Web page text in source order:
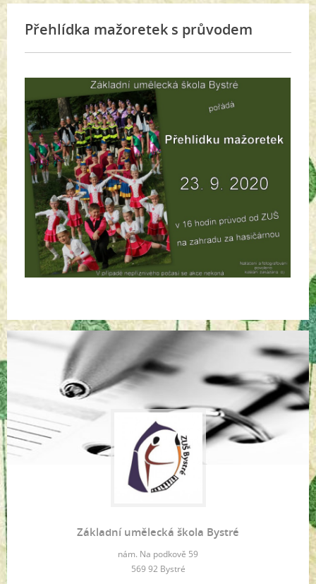
Přehlídka mažoretek s průvodem
Základní umělecká škola Bystré
nám. Na podkově 59
569 92 Bystré